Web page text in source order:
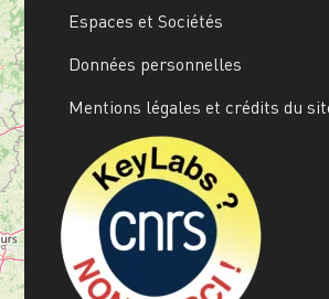
Espaces et Sociétés
Données personnelles
Mentions légales et crédits du